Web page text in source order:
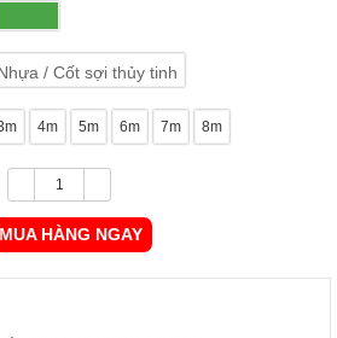
/ Cốt sợi thủy tinh
4m 5m 6m 7m 8m
MUA HÀNG NGAY